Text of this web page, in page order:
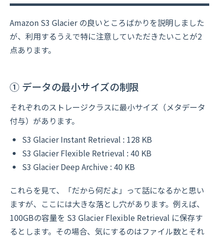
Amazon S3 Glacier の良いところばかりを説明しました
が、利用するうえで特に注意していただきたいことが2
点あります。
① データの最小サイズの制限
それぞれのストレージクラスに最小サイズ（メタデータ
付与）があります。
S3 Glacier Instant Retrieval : 128 KB
S3 Glacier Flexible Retrieval : 40 KB
S3 Glacier Deep Archive : 40 KB
これらを見て、「だから何だよ」って話になるかと思い
ますが、ここには大きな落とし穴があります。例えば、
100GBの容量を S3 Glacier Flexible Retrieval に保存す
るとします。その場合、気にするのはファイル数とそれ